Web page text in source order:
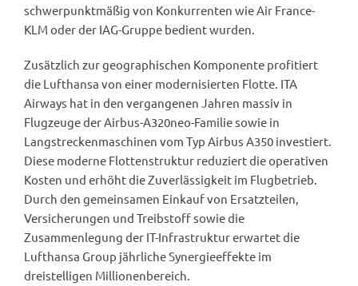
schwerpunktmäßig von Konkurrenten wie Air France-
KLM oder der IAG-Gruppe bedient wurden.
Zusätzlich zur geographischen Komponente profitiert
die Lufthansa von einer modernisierten Flotte. ITA
Airways hat in den vergangenen Jahren massiv in
Flugzeuge der Airbus-A320neo-Familie sowie in
Langstreckenmaschinen vom Typ Airbus A350 investiert.
Diese moderne Flottenstruktur reduziert die operativen
Kosten und erhöht die Zuverlässigkeit im Flugbetrieb.
Durch den gemeinsamen Einkauf von Ersatzteilen,
Versicherungen und Treibstoff sowie die
Zusammenlegung der IT-Infrastruktur erwartet die
Lufthansa Group jährliche Synergieeffekte im
dreistelligen Millionenbereich.